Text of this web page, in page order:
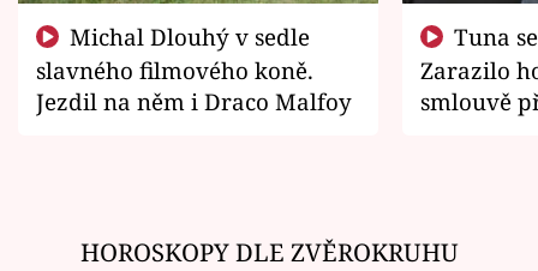
slavného filmového koně.
Jezdil na něm i Draco Malfoy
Zarazilo
smlouvě
HOROSKOPY DLE ZVĚROKRUHU